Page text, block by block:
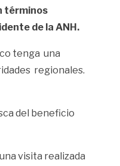
términos
de la ANH.
tenga una
regionales.
del beneficio
visita realizada